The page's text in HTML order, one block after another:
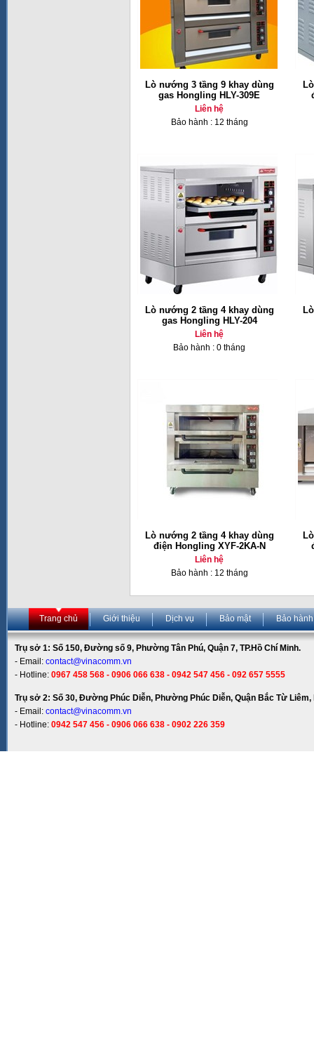
Lò nướng 3 tầng 9 khay dùng
gas Hongling HLY-309E
Liên hệ
Bảo hành : 12 tháng
Lò nướng 2 tầng 4 khay dùng
gas Hongling HLY-204
Liên hệ
Bảo hành : 0 tháng
Lò nướng 2 tầng 4 khay dùng
điện Hongling XYF-2KA-N
Liên hệ
Bảo hành : 12 tháng
Trang chủ Giới thiệu Dịch vụ Bảo mật Bảo hành
Trụ sở 1: Số 150, Đường số 9, Phường Tân Phú, Quận 7, TP.Hồ Chí Minh.
- Email: contact@vinacomm.vn
- Hotline: 0967 458 568 - 0906 066 638 - 0942 547 456 - 092 657 5555
Trụ sở 2: Số 30, Đường Phúc Diễn, Phường Phúc Diễn, Quận Bắc Từ Liêm,
- Email: contact@vinacomm.vn
- Hotline: 0942 547 456 - 0906 066 638 - 0902 226 359